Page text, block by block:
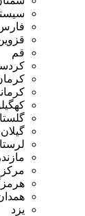
قم
گیلان
یزد